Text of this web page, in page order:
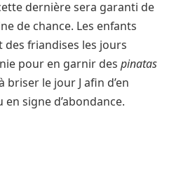
dernière sera garanti de
de chance. Les enfants
friandises les jours
pour en garnir des pinatas
briser le jour J afin d’en
signe d’abondance.